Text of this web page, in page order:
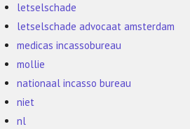
letselschade
letselschade advocaat amsterdam
medicas incassobureau
mollie
nationaal incasso bureau
niet
nl